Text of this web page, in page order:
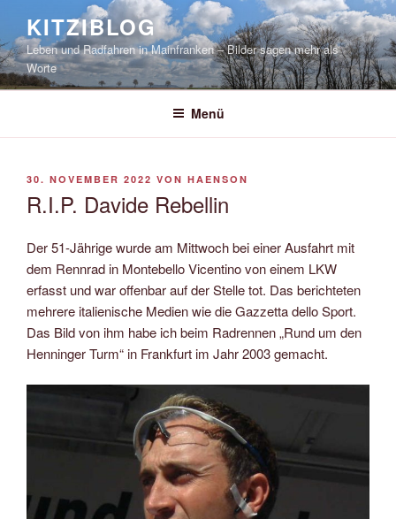
springen
KITZIBLOG
Leben und Radfahren in Mainfranken – Bilder sagen mehr als
Worte
Menü
VERÖFFENTLICHT
30. NOVEMBER 2022 VON HAENSON
R.I.P. Davide Rebellin
Der 51-Jährige wurde am Mittwoch bei einer Ausfahrt mit
dem Rennrad in Montebello Vicentino von einem LKW
erfasst und war offenbar auf der Stelle tot. Das berichteten
mehrere italienische Medien wie die Gazzetta dello Sport.
Das Bild von ihm habe ich beim Radrennen „Rund um den
Henninger Turm“ in Frankfurt im Jahr 2003 gemacht.